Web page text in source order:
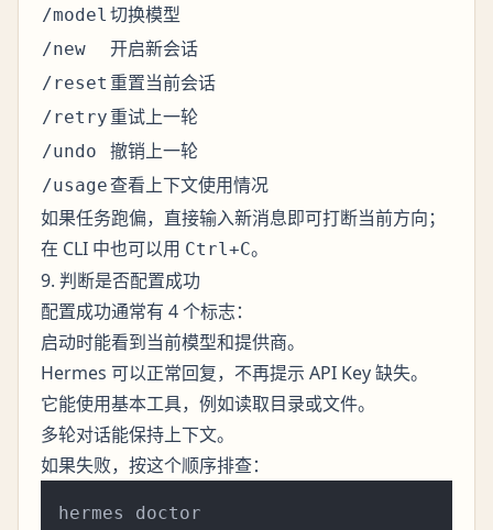
/model 切换模型
/new 开启新会话
/reset 重置当前会话
/retry 重试上一轮
/undo 撤销上一轮
/usage查看上下文使用情况
如果任务跑偏，直接输入新消息即可打断当前方向；
在 CLI 中也可以用 Ctrl+C。
9. 判断是否配置成功
配置成功通常有 4 个标志：
启动时能看到当前模型和提供商。
Hermes 可以正常回复，不再提示 API Key 缺失。
它能使用基本工具，例如读取目录或文件。
多轮对话能保持上下文。
如果失败，按这个顺序排查：
hermes doctor